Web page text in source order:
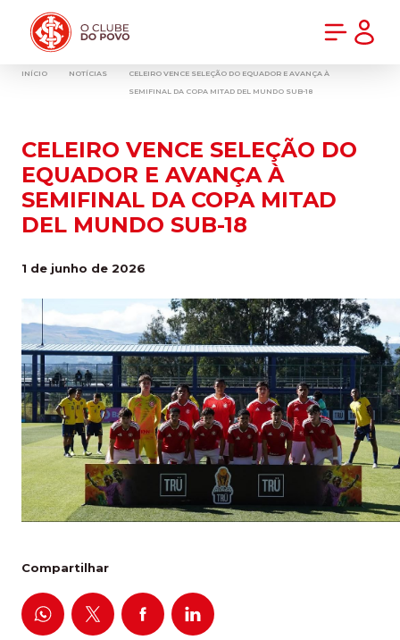
INÍCIO NOTÍCIAS
CELEIRO VENCE SELEÇÃO DO EQUADOR E AVANÇA À
SEMIFINAL DA COPA MITAD DEL MUNDO SUB-18
CELEIRO VENCE SELEÇÃO DO
EQUADOR E AVANÇA À
SEMIFINAL DA COPA MITAD
DEL MUNDO SUB-18
1 de junho de 2026
Compartilhar